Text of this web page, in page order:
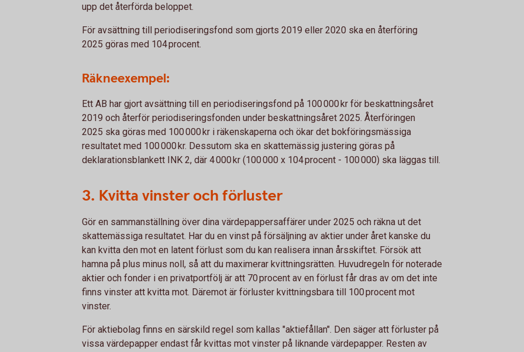
upp det återförda beloppet.
För avsättning till periodiseringsfond som gjorts 2019 eller 2020 ska en återföring
2025 göras med 104 procent.
Räkneexempel:
Ett AB har gjort avsättning till en periodiseringsfond på 100 000 kr för beskattningsåret
2019 och återför periodiseringsfonden under beskattningsåret 2025. Återföringen
2025 ska göras med 100 000 kr i räkenskaperna och ökar det bokföringsmässiga
resultatet med 100 000 kr. Dessutom ska en skattemässig justering göras på
deklarationsblankett INK 2, där 4 000 kr (100 000 x 104 procent - 100 000) ska läggas till.
3. Kvitta vinster och förluster
Gör en sammanställning över dina värdepappersaffärer under 2025 och räkna ut det
skattemässiga resultatet. Har du en vinst på försäljning av aktier under året kanske du
kan kvitta den mot en latent förlust som du kan realisera innan årsskiftet. Försök att
hamna på plus minus noll, så att du maximerar kvittningsrätten. Huvudregeln för noterade
aktier och fonder i en privatportfölj är att 70 procent av en förlust får dras av om det inte
finns vinster att kvitta mot. Däremot är förluster kvittningsbara till 100 procent mot
vinster.
För aktiebolag finns en särskild regel som kallas "aktiefållan". Den säger att förluster på
vissa värdepapper endast får kvittas mot vinster på liknande värdepapper. Resten av